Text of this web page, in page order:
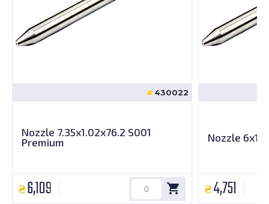
430022
Nozzle 7.35x1.02x76.2 S001
Premium
6,109
Nozzle
4,751